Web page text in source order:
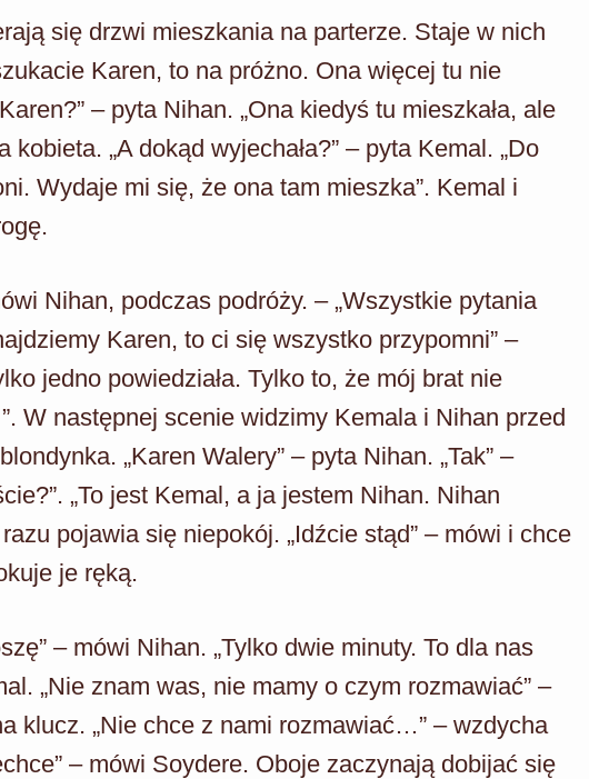
się drzwi mieszkania na parterze. Staje w nich
Karen, to na próżno. Ona więcej tu nie
– pyta Nihan. „Ona kiedyś tu mieszkała, ale
kobieta. „A dokąd wyjechała?” – pyta Kemal. „Do
Wydaje mi się, że ona tam mieszka”. Kemal i
Nihan, podczas podróży. – „Wszystkie pytania
Karen, to ci się wszystko przypomni” –
jedno powiedziała. Tylko to, że mój brat nie
W następnej scenie widzimy Kemala i Nihan przed
„Karen Walery” – pyta Nihan. „Tak” –
„To jest Kemal, a ja jestem Nihan. Nihan
pojawia się niepokój. „Idźcie stąd” – mówi i chce
je ręką.
– mówi Nihan. „Tylko dwie minuty. To dla nas
„Nie znam was, nie mamy o czym rozmawiać” –
klucz. „Nie chce z nami rozmawiać…” – wzdycha
– mówi Soydere. Oboje zaczynają dobijać się